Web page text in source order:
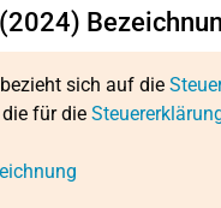
sich auf die
für die